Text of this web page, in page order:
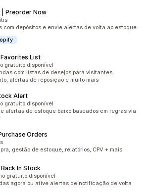
Preorder Now
todo
com depósitos e envie alertas de volta ao estoque.
List
todo
gratuito disponível
com listas de desejos para visitantes,
alertas de reposição e muito mais
Alert
todo
gratuito disponível
alertas de estoque baixo baseados em regras via
Orders
todo
gestão de estoque, relatórios, CPV + mais
In Stock
todo
gratuito disponível
agora ou ative alertas de notificação de volta